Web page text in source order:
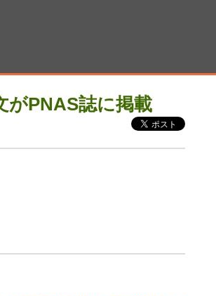
がPNAS誌に掲載